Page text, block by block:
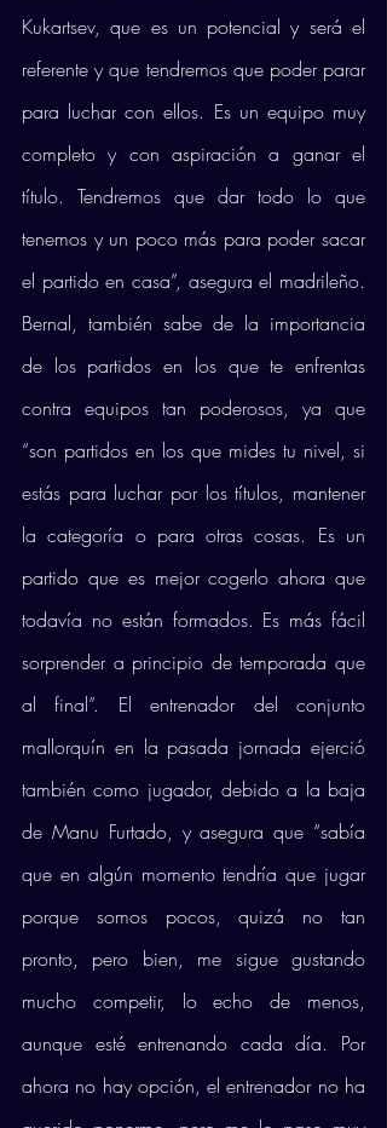
Kukartsev, que es un potencial y será el
referente y que tendremos que poder parar
para luchar con ellos. Es un equipo muy
completo y con aspiración a ganar el
título. Tendremos que dar todo lo que
tenemos y un poco más para poder sacar
el partido en casa”, asegura el madrileño.
Bernal, también sabe de la importancia
de los partidos en los que te enfrentas
contra equipos tan poderosos, ya que
“son partidos en los que mides tu nivel, si
estás para luchar por los títulos, mantener
la categoría o para otras cosas. Es un
partido que es mejor cogerlo ahora que
todavía no están formados. Es más fácil
sorprender a principio de temporada que
al final”. El entrenador del conjunto
mallorquín en la pasada jornada ejerció
también como jugador, debido a la baja
de Manu Furtado, y asegura que “sabía
que en algún momento tendría que jugar
porque somos pocos, quizá no tan
pronto, pero bien, me sigue gustando
mucho competir, lo echo de menos,
aunque esté entrenando cada día. Por
ahora no hay opción, el entrenador no ha